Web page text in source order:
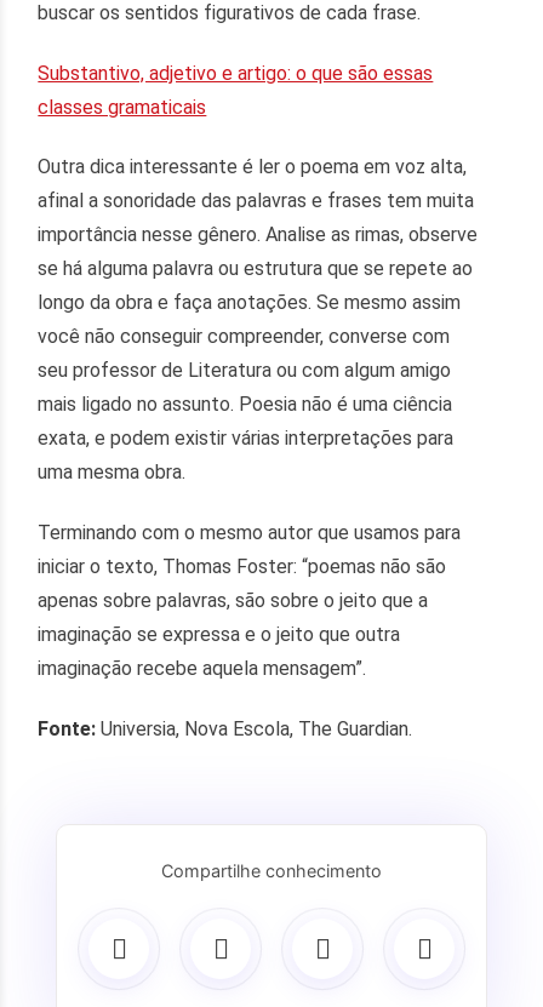
buscar os sentidos figurativos de cada frase.
Substantivo, adjetivo e artigo: o que são essas
classes gramaticais
Outra dica interessante é ler o poema em voz alta,
afinal a sonoridade das palavras e frases tem muita
importância nesse gênero. Analise as rimas, observe
se há alguma palavra ou estrutura que se repete ao
longo da obra e faça anotações. Se mesmo assim
você não conseguir compreender, converse com
seu professor de Literatura ou com algum amigo
mais ligado no assunto. Poesia não é uma ciência
exata, e podem existir várias interpretações para
uma mesma obra.
Terminando com o mesmo autor que usamos para
iniciar o texto, Thomas Foster: “poemas não são
apenas sobre palavras, são sobre o jeito que a
imaginação se expressa e o jeito que outra
imaginação recebe aquela mensagem”.
Fonte: Universia, Nova Escola, The Guardian.
Compartilhe conhecimento